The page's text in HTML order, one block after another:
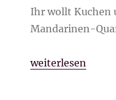
Ihr wollt Kuchen
Mandarinen-
„Mandarinen-
weiterlesen